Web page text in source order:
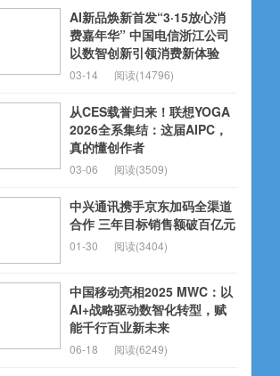
AI新品焕新首发“3·15放心消
费嘉年华” 中国电信浙江公司
以数智创新引领消费新体验
03-14 阅读(14796)
从CES载誉归来！联想YOGA
2026全系集结：这届AIPC，
真的懂创作者
03-06 阅读(3509)
中兴通讯携手京东加码全渠道
合作 三年目标销售额破百亿元
01-30 阅读(3404)
中国移动亮相2025 MWC：以
AI+战略驱动数智化转型，赋
能千行百业新未来
06-18 阅读(6249)